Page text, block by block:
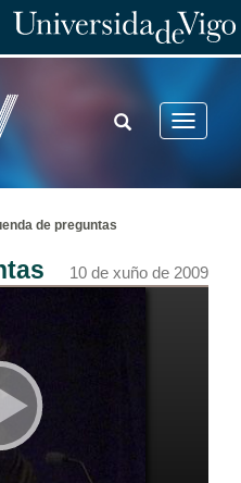
Toggle
TOGGLE
SEARCH
de preguntas
10 de xuño de 2009